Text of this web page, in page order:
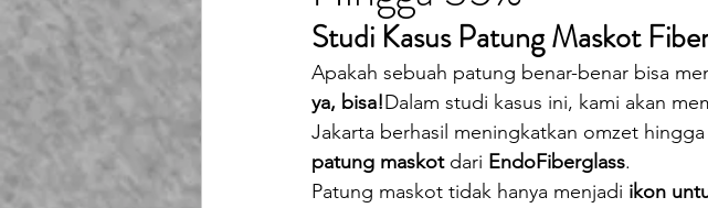
Playground Fiberglass Toilet Portable
Life Jacket Box Storage Fiberglass Tangki Panel
Studi Kasus Patung Maskot
Apakah sebuah patung benar-benar bisa
ya, bisa!Dalam studi kasus ini, kami akan
Jakarta berhasil meningkatkan omzet hingga
patung maskot dari EndoFiberglass.
Patung maskot tidak hanya menjadi ikon